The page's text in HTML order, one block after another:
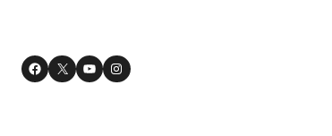
Facebook X YouTube Instagram